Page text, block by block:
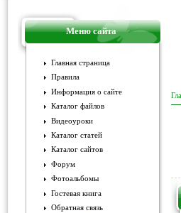
Меню сайта
Главная страница
Правила
Информация о сайте
Каталог файлов
Видеоуроки
Каталог статей
Каталог сайтов
Форум
Фотоальбомы
Гостевая книга
Обратная связь